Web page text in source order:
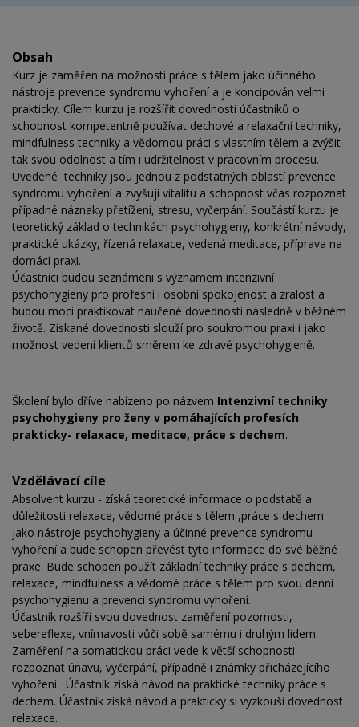
Obsah
Kurz je zaměřen na možnosti práce s tělem jako účinného
nástroje prevence syndromu vyhoření a je koncipován velmi
prakticky. Cílem kurzu je rozšířit dovednosti účastníků o
schopnost kompetentně používat dechové a relaxační techniky,
mindfulness techniky a vědomou práci s vlastním tělem a zvýšit
tak svou odolnost a tím i udržitelnost v pracovním procesu.
Uvedené techniky jsou jednou z podstatných oblastí prevence
syndromu vyhoření a zvyšují vitalitu a schopnost včas rozpoznat
případné náznaky přetížení, stresu, vyčerpání. Součástí kurzu je
teoretický základ o technikách psychohygieny, konkrétní návody,
praktické ukázky, řízená relaxace, vedená meditace, příprava na
domácí praxi.
Účastníci budou seznámeni s významem intenzivní
psychohygieny pro profesní i osobní spokojenost a zralost a
budou moci praktikovat naučené dovednosti následně v běžném
životě. Získané dovednosti slouží pro soukromou praxi i jako
možnost vedení klientů směrem ke zdravé psychohygieně.
Školení bylo dříve nabízeno po názvem Intenzivní techniky
psychohygieny pro ženy v pomáhajících profesích
prakticky- relaxace, meditace, práce s dechem.
Vzdělávací cíle
Absolvent kurzu - získá teoretické informace o podstatě a
důležitosti relaxace, vědomé práce s tělem ,práce s dechem
jako nástroje psychohygieny a účinné prevence syndromu
vyhoření a bude schopen převést tyto informace do své běžné
praxe. Bude schopen použít základní techniky práce s dechem,
relaxace, mindfulness a vědomé práce s tělem pro svou denní
psychohygienu a prevenci syndromu vyhoření.
Účastník rozšíří svou dovednost zaměření pozornosti,
sebereflexe, vnímavosti vůči sobě samému i druhým lidem.
Zaměření na somatickou práci vede k větší schopnosti
rozpoznat únavu, vyčerpání, případně i známky přicházejícího
vyhoření. Účastník získá návod na praktické techniky práce s
dechem. Účastník získá návod a prakticky si vyzkouší dovednost
relaxace.